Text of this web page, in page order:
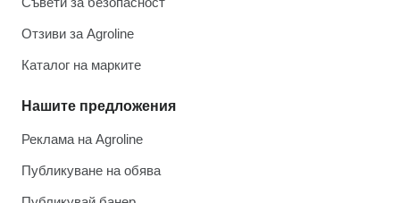
Отзиви за Agroline
Каталог на марките
Нашите предложения
Реклама на Agroline
Публикуване на обява